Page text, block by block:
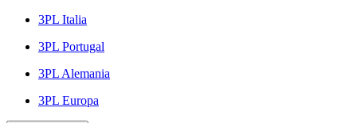
3PL Italia
3PL Portugal
3PL Alemania
3PL Europa